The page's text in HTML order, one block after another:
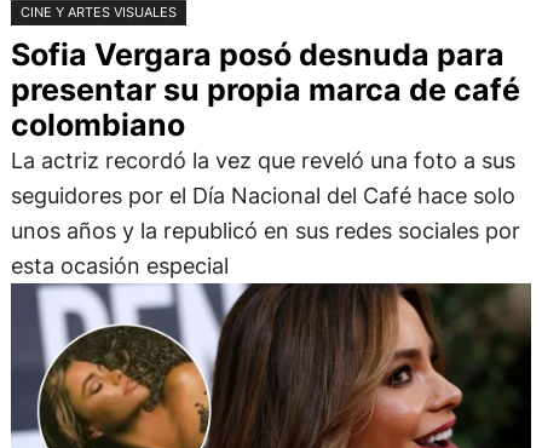
CINE Y ARTES VISUALES
Sofia Vergara posó desnuda para
presentar su propia marca de café
colombiano
La actriz recordó la vez que reveló una foto a sus
seguidores por el Día Nacional del Café hace solo
unos años y la republicó en sus redes sociales por
esta ocasión especial